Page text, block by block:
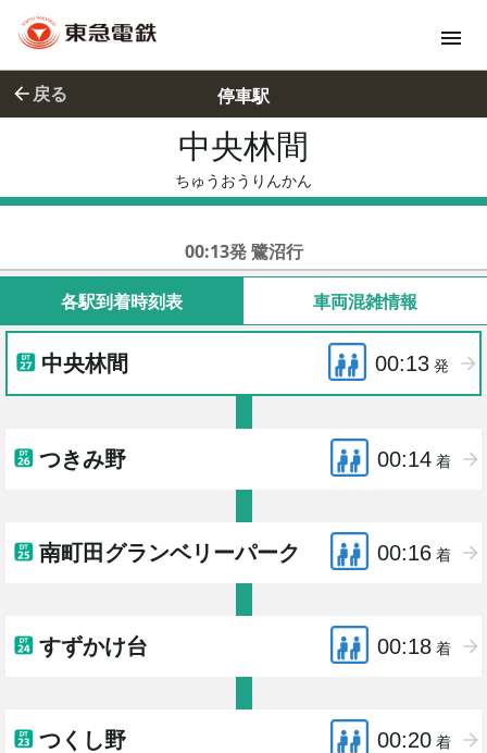
戻る 停車駅
中央林間
ちゅうおうりんかん
00:13発 鷺沼行
各駅到着時刻表 車両混雑情報
中央林間 00:13 発
つきみ野 00:14 着
南町田グランベリーパーク 00:16 着
すずかけ台 00:18 着
つくし野 00:20 着